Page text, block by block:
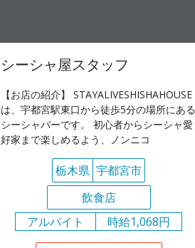
シーシャ屋スタッフ
【お店の紹介】 STAYALIVESHISHAHOUSE
は、宇都宮駅東口から徒歩5分の場所にある
シーシャバーです。 初心者からシーシャ愛
好家まで楽しめるよう、ノンニコ
栃木県 宇都宮市
飲食店
アルバイト
時給1,068円